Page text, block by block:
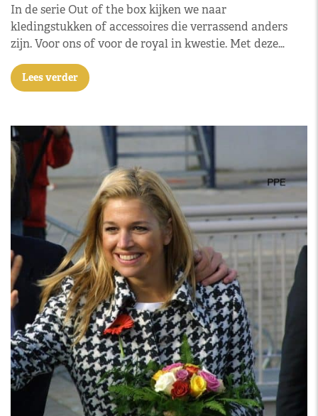
In de serie Out of the box kijken we naar
kledingstukken of accessoires die verrassend anders
zijn. Voor ons of voor de royal in kwestie. Met deze…
Lees verder